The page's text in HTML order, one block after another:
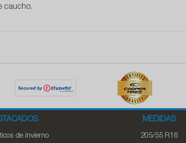
caucho.
de invierno
MEDIDAS
205/55 R16